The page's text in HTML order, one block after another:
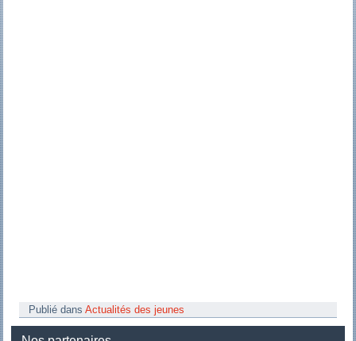
Publié dans Actualités des jeunes